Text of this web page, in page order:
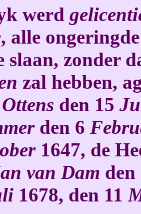
werd
, alle
slaan, zonder
zal hebben,
den 15
den 6
1647, de
van Dam
1678, den 11